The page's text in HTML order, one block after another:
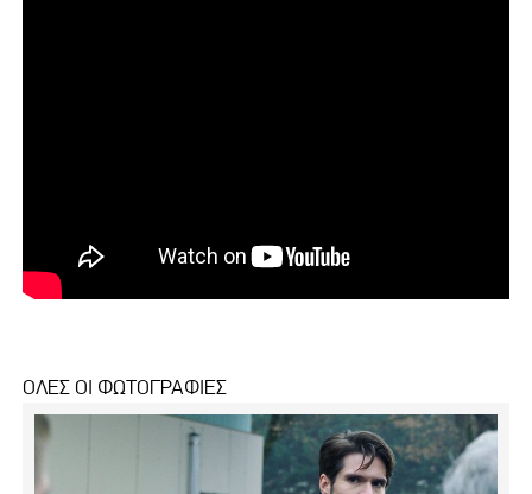
ΟΛΕΣ ΟΙ ΦΩΤΟΓΡΑΦΙΕΣ